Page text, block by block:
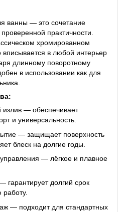
ванны — это сочетание
практичности.
хромированном
вписывается в любой интерьер
длинному поворотному
в использовании как для
— обеспечивает
и универсальность.
— защищает поверхность
блеск на долгие годы.
— лёгкое и плавное
долгий срок
работу.
— подходит для стандартных